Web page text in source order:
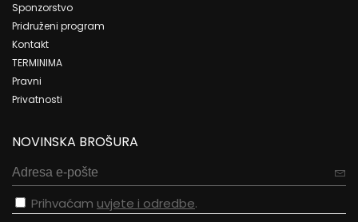
Sponzorstvo
Pridruženi program
Kontakt
TERMINIMA
Pravni
Privatnosti
NOVINSKA BROŠURA
Prihvaćam uvjete i odredbe.